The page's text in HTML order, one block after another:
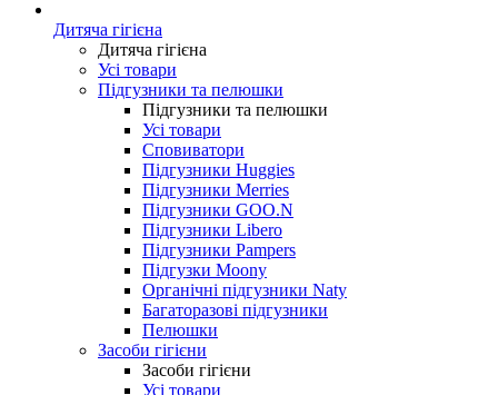
Дитяча гігієна
Дитяча гігієна
Усі товари
Підгузники та пелюшки
Підгузники та пелюшки
Усі товари
Сповиватори
Підгузники Huggies
Підгузники Merries
Підгузники GOO.N
Підгузники Libero
Підгузники Pampers
Підгузки Moony
Органічні підгузники Naty
Багаторазові підгузники
Пелюшки
Засоби гігієни
Засоби гігієни
Усі товари